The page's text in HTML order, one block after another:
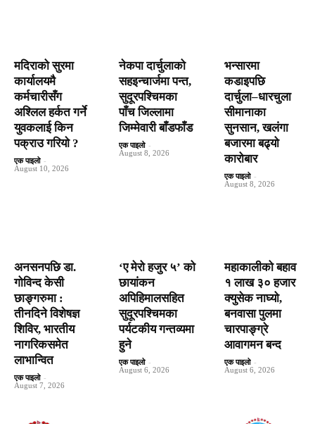
मदिराको सुरमा
कार्यालयमै
कर्मचारीसँग
अश्लिल हर्कत गर्ने
युवकलाई किन
पक्राउ गरियाे ?
एक पाइलो -
August 10, 2026
नेकपा दार्चुलाको
सहइन्चार्जमा पन्त,
सुदूरपश्चिमका
पाँच जिल्लामा
जिम्मेवारी बाँडफाँड
एक पाइलो -
August 8, 2026
भन्सारमा
कडाइपछि
दार्चुला–धारचुला
सीमानाका
सुनसान, खलंगा
बजारमा बढ्यो
कारोबार
एक पाइलो -
August 8, 2026
अनसनपछि डा.
गोविन्द केसी
छाङ्गरुमा :
तीनदिने विशेषज्ञ
शिविर, भारतीय
नागरिकसमेत
लाभान्वित
एक पाइलो -
August 7, 2026
‘ए मेरो हजुर ५’ को
छायांकन
अपिहिमालसहित
सुदूरपश्चिमका
पर्यटकीय गन्तव्यमा
हुने
एक पाइलो -
August 6, 2026
महाकालीको बहाव
१ लाख ३० हजार
क्युसेक नाघ्यो,
बनवासा पुलमा
चारपाङ्ग्रे
आवागमन बन्द
एक पाइलो -
August 6, 2026